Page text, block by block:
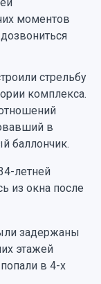
моментов
стрельбу
комплекса.
в
баллончик.
летней
из окна после
задержаны
этажей
в 4-х